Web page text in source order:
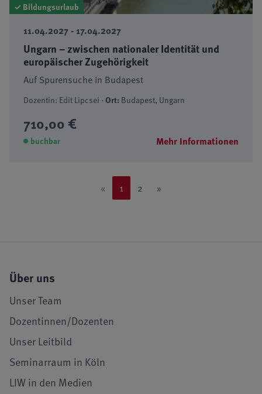
✓ Bildungsurlaub
11.04.2027 - 17.04.2027
Ungarn – zwischen nationaler Identität und
europäischer Zugehörigkeit
Auf Spurensuche in Budapest
Dozentin: Edit Lipcsei ·Ort: Budapest, Ungarn
710,00 €
buchbar Mehr Informationen
« 1 2 »
Über uns
Unser Team
Dozentinnen/Dozenten
Unser Leitbild
Seminarraum in Köln
LIW in den Medien